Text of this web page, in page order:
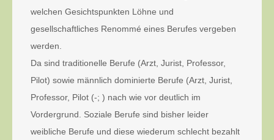
welchen Gesichtspunkten Löhne und
gesellschaftliches Renommé eines Berufes vergeben
werden.
Da sind traditionelle Berufe (Arzt, Jurist, Professor,
Pilot) sowie männlich dominierte Berufe (Arzt, Jurist,
Professor, Pilot (-; ) nach wie vor deutlich im
Vordergrund. Soziale Berufe sind bisher leider
weibliche Berufe und diese wiederum schlecht bezahlt